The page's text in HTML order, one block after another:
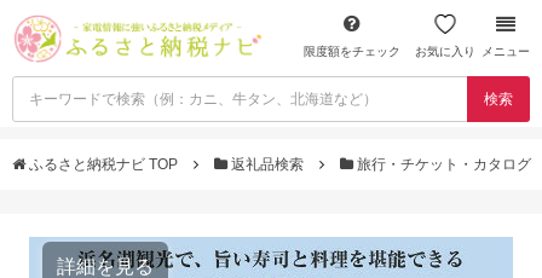
限度額をチェック お気に入り メニュー
検索
ふるさと納税ナビ TOP 返礼品検索 旅行・チケット・カタログ
詳細を見る